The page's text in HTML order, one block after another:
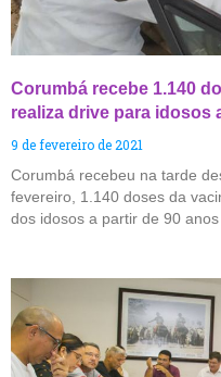
Corumbá recebe 1.140
realiza drive para idosos
9 de fevereiro de 2021
Corumbá recebeu na tarde
fevereiro, 1.140 doses da
dos idosos a partir de 90 anos